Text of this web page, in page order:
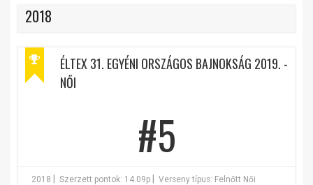
2018
ÉLTEX 31. EGYÉNI ORSZÁGOS BAJNOKSÁG 2019. -
NŐI
#5
2018 Szerzett pontok: 14.09p Verseny típus: Felnőtt Női